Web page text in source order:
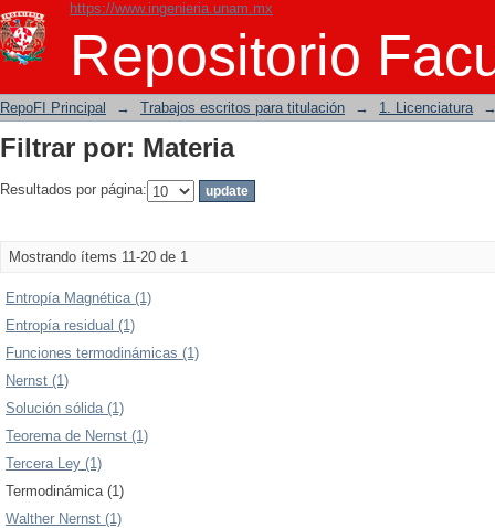
https://www.ingenieria.unam.mx
Repositorio
Filtrar por: Materia
RepoFI Principal → Trabajos escritos para titulación → 1. Licenciatura
Filtrar por: Materia
Resultados por página:
Mostrando ítems 11-20 de 1
Entropía Magnética (1)
Entropía residual (1)
Funciones termodinámicas (1)
Nernst (1)
Solución sólida (1)
Teorema de Nernst (1)
Tercera Ley (1)
Termodinámica (1)
Walther Nernst (1)